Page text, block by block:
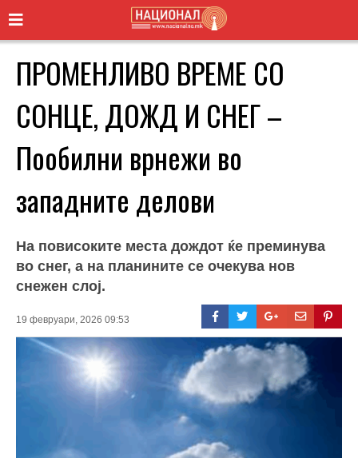
ПРОМЕНЛИВО ВРЕМЕ СО
СОНЦЕ, ДОЖД И СНЕГ –
Пообилни врнежи во
западните делови
На повисоките места дождот ќе преминува
во снег, а на планините се очекува нов
снежен слој.
19 февруари, 2026 09:53